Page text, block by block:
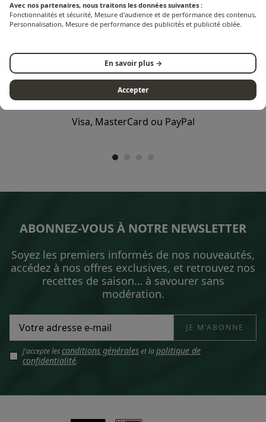
SUIVEZ-NOUS SUR INSTAGRAM
Visa, MasterCard ou PayPal
ABONNEZ-VOUS À NOTRE NEWSLETTER
Soyez les premiers informés de nos nouveautés,
accédez à nos offres exclusives, et retrouvez nos
recettes de saison… à savourer sans
modération.
J'accepte lesconditions généraleset lapolitique de
confidentialité.
Avec nos partenaires, nous traitons les données suivantes :
Fonctionnalités et sécurité, Mesure d'audience et de performance des contenus,
Personnalisation, Mesure de performance des publicités et publicité ciblée.
En savoir plus →
Accepter